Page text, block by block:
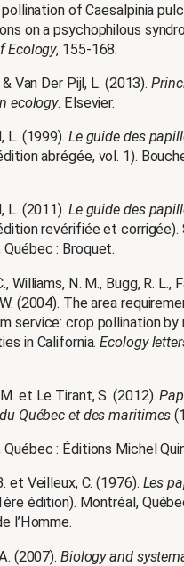
of Caesalpinia
on a psychophilous
Ecology, 155-168.
& Van Der Pijl, L. (2013).
ecology. Elsevier.
L. (1999). Le guide des
abrégée, vol. 1).
L. (2011). Le guide des
revérifiée et corrigée).
: Broquet.
Williams, N. M., Bugg, R. L.,
(2004). The area
service: crop pollination by
in California.Ecology
et Le Tirant, S. (2012).
Québec et des maritimes
: Éditions Michel
et Veilleux, C. (1976). Les
édition). Montréal,
l’Homme.
(2007). Biology and